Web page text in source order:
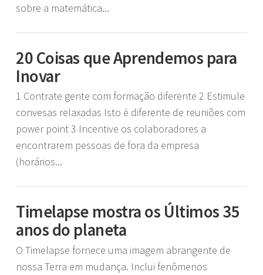
sobre a matemática...
20 Coisas que Aprendemos para
Inovar
1 Contrate gente com formação diferente 2 Estimule
convesas relaxadas Isto é diferente de reuniões com
power point 3 Incentive os colaboradores a
encontrarem pessoas de fora da empresa
(horários...
Timelapse mostra os Últimos 35
anos do planeta
O Timelapse fornece uma imagem abrangente de
nossa Terra em mudança. Inclui fenômenos